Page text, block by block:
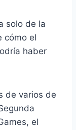
solo de la
cómo el
haber
de varios de
el